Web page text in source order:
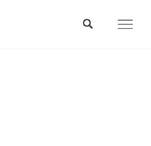
Toon/verberg